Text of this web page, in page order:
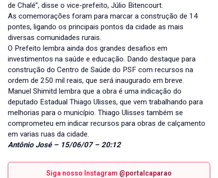
de Chalé”, disse o vice-prefeito, Júlio Bitencourt.
As comemorações foram para marcar a construção de 14
pontes, ligando os principais pontos da cidade as mais
diversas comunidades rurais.
O Prefeito lembra ainda dos grandes desafios em
investimentos na saúde e educação. Dando destaque para
construção do Centro de Saúde do PSF com recursos na
ordem de 250 mil reais, que será inaugurado em breve.
Manuel Shimitd lembra que a obra é uma indicação do
deputado Estadual Thiago Ulisses, que vem trabalhando para
melhorias para o município. Thiago Ulisses também se
comprometeu em indicar recursos para obras de calçamento
em varias ruas da cidade.
Antônio José – 15/06/07 – 20:12
Siga nosso Instagram @portalcaparao